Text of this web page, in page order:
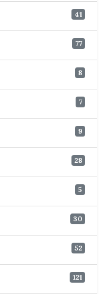
41
77
8
7
9
28
5
30
52
121